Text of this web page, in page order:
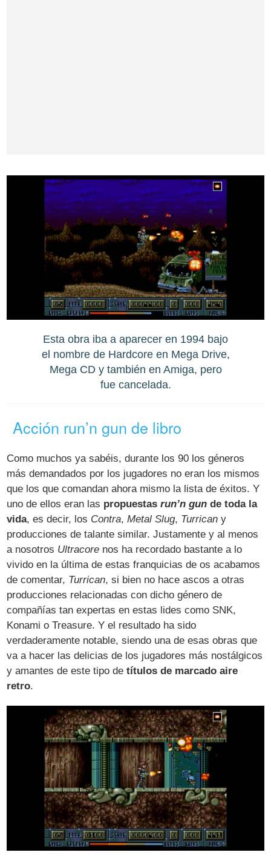
Esta obra iba a aparecer en 1994 bajo
el nombre de Hardcore en Mega Drive,
Mega CD y también en Amiga, pero
fue cancelada.
Acción run’n gun de libro
Como muchos ya sabéis, durante los 90 los géneros
más demandados por los jugadores no eran los mismos
que los que comandan ahora mismo la lista de éxitos. Y
uno de ellos eran las propuestasrun’n gun de toda la
vida, es decir, los Contra,Metal Slug, Turrican y
producciones de talante similar. Justamente y al menos
a nosotros Ultracore nos ha recordado bastante a lo
vivido en la última de estas franquicias de os acabamos
de comentar, Turrican, si bien no hace ascos a otras
producciones relacionadas con dicho género de
compañías tan expertas en estas lides como SNK,
Konami o Treasure. Y el resultado ha sido
verdaderamente notable, siendo una de esas obras que
va a hacer las delicias de los jugadores más nostálgicos
y amantes de este tipo detítulos de marcado aire
retro.